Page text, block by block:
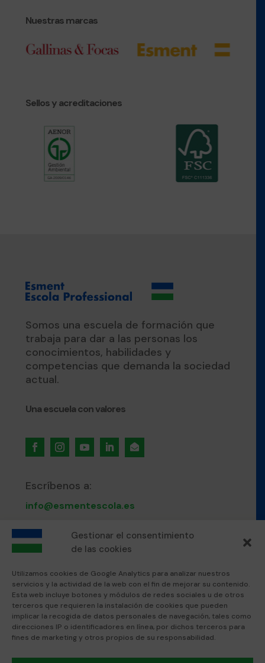
Gestionar el consentimiento
de las cookies
Utilizamos cookies de Google Analytics para analizar nuestros
servicios y la actividad de la web con el fin de mejorar su contenido.
Esta web incluye botones y módulos de redes sociales u de otros
terceros que requieren la instalación de cookies que pueden
implicar la recogida de datos personales de navegación, tales como
direcciones IP o identificadores en línea, por dichos terceros para
fines de marketing y otros propios de su responsabilidad.
Nuestras marcas
Sellos y acreditaciones
Somos una escuela de formación que
trabaja para dar a las personas los
conocimientos, habilidades y
competencias que demanda la sociedad
actual.
Una escuela con valores

Escríbenos a:
info@esmentescola.es
Llámanos al:
871 80 51 12
Visítanos en:
Esment Escola Professional
Esment Inca